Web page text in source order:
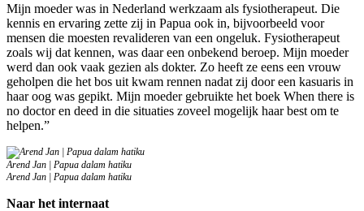
Mijn moeder was in Nederland werkzaam als fysiotherapeut. Die
kennis en ervaring zette zij in Papua ook in, bijvoorbeeld voor
mensen die moesten revalideren van een ongeluk. Fysiotherapeut
zoals wij dat kennen, was daar een onbekend beroep. Mijn moeder
werd dan ook vaak gezien als dokter. Zo heeft ze eens een vrouw
geholpen die het bos uit kwam rennen nadat zij door een kasuaris in
haar oog was gepikt. Mijn moeder gebruikte het boek When there is
no doctor en deed in die situaties zoveel mogelijk haar best om te
helpen.”
Arend Jan | Papua dalam hatiku
Arend Jan | Papua dalam hatiku
Naar het internaat